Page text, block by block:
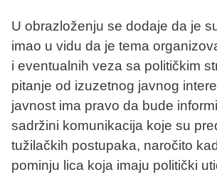
U obrazloženju se dodaje da je
imao u vidu da je tema
i eventualnih veza sa političkim
pitanje od izuzetnog javnog
javnost ima pravo da bude
sadržini komunikacija koje su
tužilačkih postupaka, naročito
pominju lica koja imaju politički